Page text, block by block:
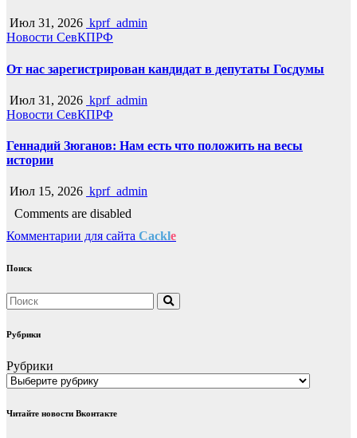
Июл 31, 2026 kprf_admin
Новости СевКПРФ
От нас зарегистрирован кандидат в депутаты Госдумы
Июл 31, 2026 kprf_admin
Новости СевКПРФ
Геннадий Зюганов: Нам есть что положить на весы
истории
Июл 15, 2026 kprf_admin
Comments are disabled
Комментарии для сайта Cackle
Поиск
Рубрики
Рубрики
Читайте новости Вконтакте